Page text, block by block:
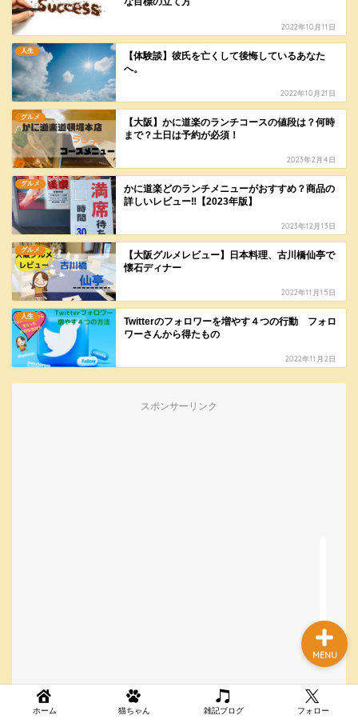
2022年10月11日
人生
【体験談】彼氏を亡くして後悔しているあなた
へ。
2022年10月21日
グルメ
【大阪】かに道楽のランチコースの値段は？何時
まで？土日は予約が必須！
2023年2月4日
グルメ
かに道楽どのランチメニューがおすすめ？商品の
詳しいレビュー‼【2023年版】
2023年12月13日
グルメ
【大阪グルメレビュー】日本料理、古川橋仙亭で
懐石ディナー
2022年11月15日
人生
Twitterのフォロワーを増やす４つの行動 フォロ
ワーさんから得たもの
2022年11月2日
スポンサーリンク
ホーム 猫ちゃん 雑記ブログ フォロー
MENU